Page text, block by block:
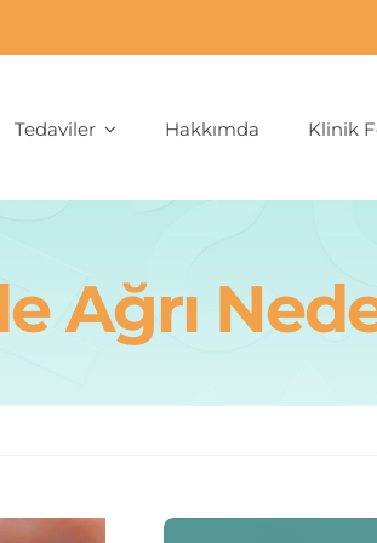
Tedaviler Hakkımda Klinik
Ağrı